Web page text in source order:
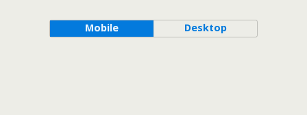
Mobile Desktop